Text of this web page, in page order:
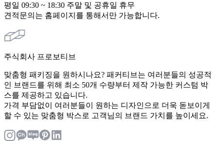
평일 09:30 ~ 18:30 주말 및 공휴일 휴무
견적문의는 홈페이지를 통해서만 가능합니다.
주식회사 프로보티브
맞춤형 패키징을 원하시나요? 패커티브는 여러분들의 성공적
인 브랜드를 위해 최소 50개 수량부터 제작 가능한 커스텀 박
스를 제공하고 있습니다.
가격 부담없이 여러분들이 원하는 디자인으로 더욱 돋보이게
할 수 있는 맞춤형 박스로 고객님의 브랜드 가치를 높이세요.